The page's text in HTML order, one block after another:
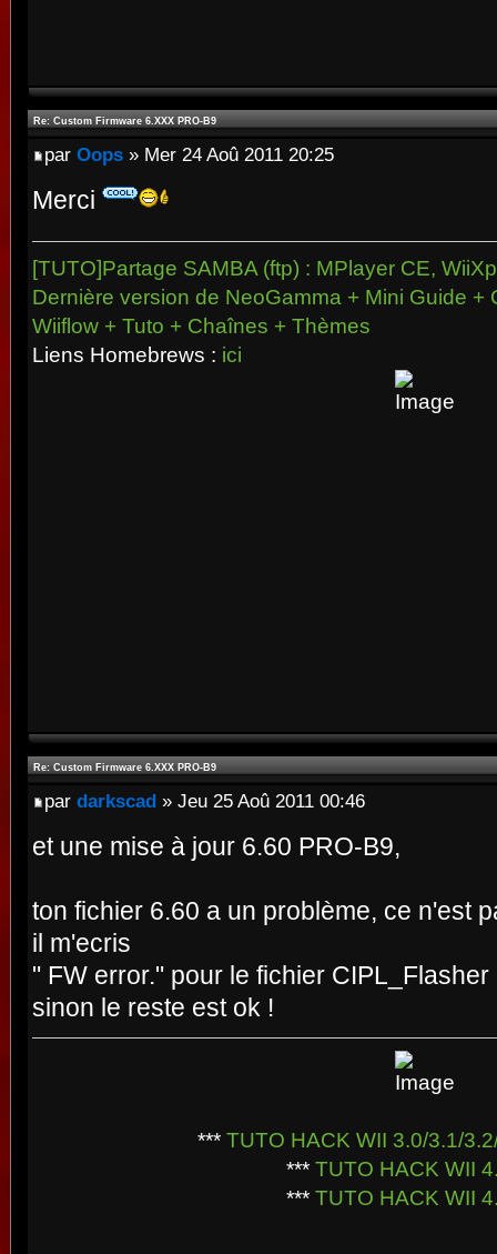
Re: Custom Firmware 6.XXX PRO-B9
par Oops » Mer 24 Aoû 2011 20:25
Merci
[TUTO]Partage SAMBA (ftp) : MPlayer CE,
Dernière version de NeoGamma + Mini Guide +
Wiiflow + Tuto + Chaînes + Thèmes
Liens Homebrews : ici
Re: Custom Firmware 6.XXX PRO-B9
par darkscad » Jeu 25 Aoû 2011 00:46
et une mise à jour 6.60 PRO-B9,
ton fichier 6.60 a un problème, ce n'est
il m'ecris
" FW error." pour le fichier CIPL_Flasher
sinon le reste est ok !
*** TUTO HACK WII 3.0/3.1/
*** TUTO HACK WII
*** TUTO HACK WII